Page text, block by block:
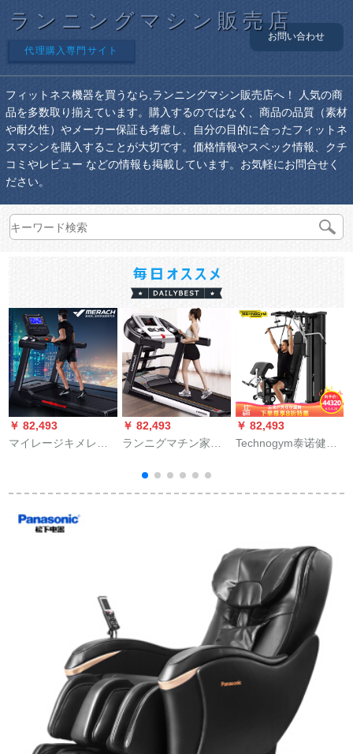
ランニングマシン販売店
代理購入専門サイト
お問い合わせ
フィットネス機器を買うなら,ランニングマシン販売店へ！ 人気の商
品を多数取り揃えています。購入するのではなく、商品の品質（素材
や耐久性）やメーカー保証も考慮し、自分の目的に合ったフィットネ
スマシンを購入することが大切です。価格情報やスペック情報、クチ
コミやレビュー などの情報も掲載しています。お気軽にお問合せく
ださい。
￥ 82,493
マイレージキメレー
ーキングキングキン
グマシーン
￥ 82,493
ランニグマチン家庭
型运动リフネット器
材ウォーウォーキン
トゥート多机能モビ
￥ 82,493
Technogym泰诺健家
身力トレーニンオリ